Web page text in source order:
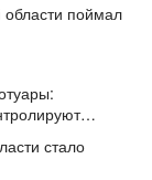
поймал
стало